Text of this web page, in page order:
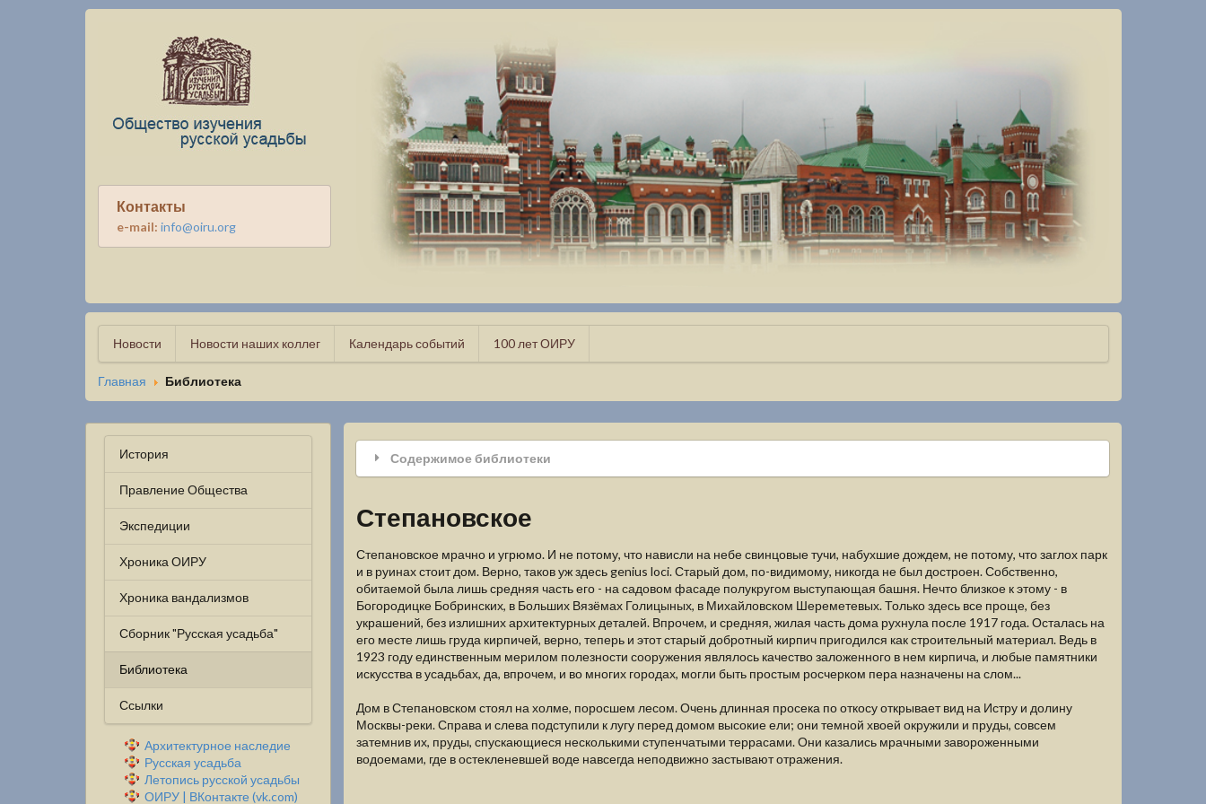
Контакты
e-mail: info@oiru.org
Новости Новости наших коллег Календарь событий 100 лет ОИРУ
Главная Библиотека
История
Правление Общества
Экспедиции
Хроника ОИРУ
Хроника вандализмов
Сборник "Русская усадьба"
Библиотека
Ссылки
Архитектурное наследие
Русская усадьба
Летопись русской усадьбы
ОИРУ | ВКонтакте (vk.com)
Содержимое библиотеки
Степановское
Степановское мрачно и угрюмо. И не потому, что нависли на небе свинцовые тучи, набухшие дождем, не потому, что заглох парк
и в руинах стоит дом. Верно, таков уж здесь genius loci. Старый дом, по-видимому, никогда не был достроен. Собственно,
обитаемой была лишь средняя часть его - на садовом фасаде полукругом выступающая башня. Нечто близкое к этому - в
Богородицке Бобринских, в Больших Вязёмах Голицыных, в Михайловском Шереметевых. Только здесь все проще, без
украшений, без излишних архитектурных деталей. Впрочем, и средняя, жилая часть дома рухнула после 1917 года. Осталась на
его месте лишь груда кирпичей, верно, теперь и этот старый добротный кирпич пригодился как строительный материал. Ведь в
1923 году единственным мерилом полезности сооружения являлось качество заложенного в нем кирпича, и любые памятники
искусства в усадьбах, да, впрочем, и во многих городах, могли быть простым росчерком пера назначены на слом...
Дом в Степановском стоял на холме, поросшем лесом. Очень длинная просека по откосу открывает вид на Истру и долину
Москвы-реки. Справа и слева подступили к лугу перед домом высокие ели; они темной хвоей окружили и пруды, совсем
затемнив их, пруды, спускающиеся несколькими ступенчатыми террасами. Они казались мрачными завороженными
водоемами, где в остекленевшей воде навсегда неподвижно застывают отражения.